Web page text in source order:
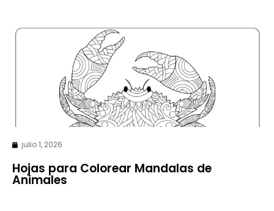
julio 1, 2026
Hojas para Colorear Mandalas de
Animales